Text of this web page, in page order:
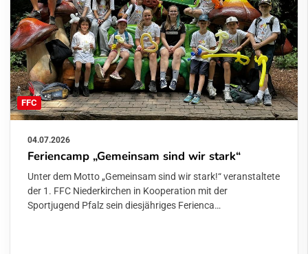
FFC
04.07.2026
Feriencamp „Gemeinsam sind wir stark“
Unter dem Motto „Gemeinsam sind wir stark!“ veranstaltete
der 1. FFC Niederkirchen in Kooperation mit der
Sportjugend Pfalz sein diesjähriges Ferienca…